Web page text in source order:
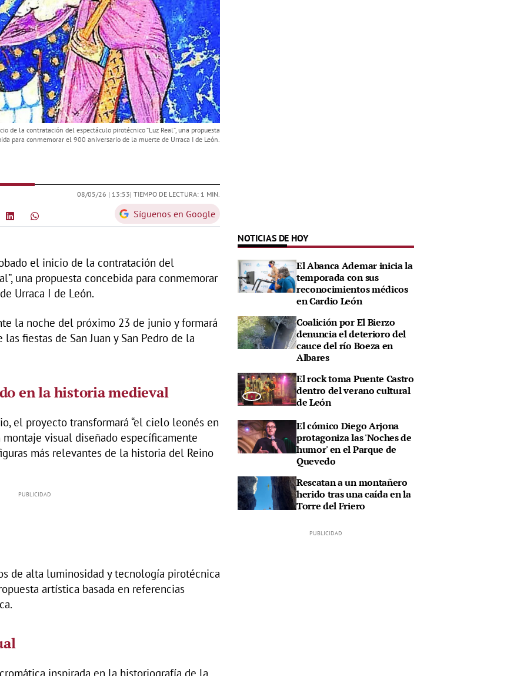
de la contratación del espectáculo pirotécnico “Luz Real”, una propuesta
para conmemorar el 900 aniversario de la muerte de Urraca I de León.
08/05/26 | 13:53| TIEMPO DE LECTURA: 1 MIN.
Síguenos en Google
el inicio de la contratación del
una propuesta concebida para conmemorar
Urraca I de León.
la noche del próximo 23 de junio y formará
fiestas de San Juan y San Pedro de la
en la historia medieval
el proyecto transformará “el cielo leonés en
visual diseñado específicamente
más relevantes de la historia del Reino
de alta luminosidad y tecnología pirotécnica
artística basada en referencias
inspirada en la historiografía de la
NOTICIAS DE HOY
El Abanca Ademar inicia la
temporada con sus
reconocimientos médicos
en Cardio León
Coalición por El Bierzo
denuncia el deterioro del
cauce del río Boeza en
Albares
El rock toma Puente Castro
dentro del verano cultural
de León
El cómico Diego Arjona
protagoniza las 'Noches de
humor' en el Parque de
Quevedo
Rescatan a un montañero
herido tras una caída en la
Torre del Friero